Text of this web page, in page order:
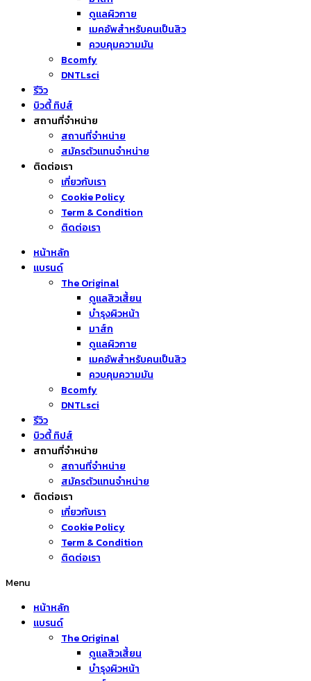
ดูแลผิวกาย
เมคอัพสำหรับคนเป็นสิว
ควบคุมความมัน
Bcomfy
DNTLsci
รีวิว
บิวตี้ ทิปส์
สถานที่จำหน่าย
สถานที่จำหน่าย
สมัครตัวแทนจำหน่าย
ติดต่อเรา
เกี่ยวกับเรา
Cookie Policy
Term & Condition
ติดต่อเรา
หน้าหลัก
แบรนด์
The Original
ดูแลสิวเสี้ยน
บำรุงผิวหน้า
มาส์ก
ดูแลผิวกาย
เมคอัพสำหรับคนเป็นสิว
ควบคุมความมัน
Bcomfy
DNTLsci
รีวิว
บิวตี้ ทิปส์
สถานที่จำหน่าย
สถานที่จำหน่าย
สมัครตัวแทนจำหน่าย
ติดต่อเรา
เกี่ยวกับเรา
Cookie Policy
Term & Condition
ติดต่อเรา
Menu
หน้าหลัก
แบรนด์
The Original
ดูแลสิวเสี้ยน
บำรุงผิวหน้า